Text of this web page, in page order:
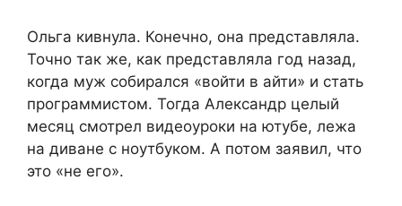
Ольга кивнула. Конечно, она представляла.
Точно так же, как представляла год назад,
когда муж собирался «войти в айти» и стать
программистом. Тогда Александр целый
месяц смотрел видеоуроки на ютубе, лежа
на диване с ноутбуком. А потом заявил, что
это «не его».